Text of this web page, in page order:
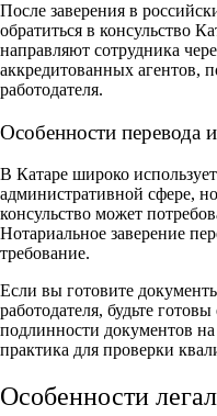
После заверения в
обратиться в консульство
направляют сотрудника
аккредитованных агентов,
работодателя.
Особенности перевода
В Катаре широко
административной сфере,
консульство может
Нотариальное заверение
требование.
Если вы готовите
работодателя, будьте
подлинности документов
практика для проверки
Особенности